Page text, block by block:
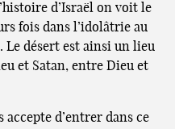
d’Israël on voit le
fois dans l’idolâtrie au
Le désert est ainsi un lieu
et Satan, entre Dieu et
accepte d’entrer dans ce